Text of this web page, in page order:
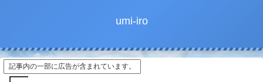
umi-iro
記事内の一部に広告が含まれています。